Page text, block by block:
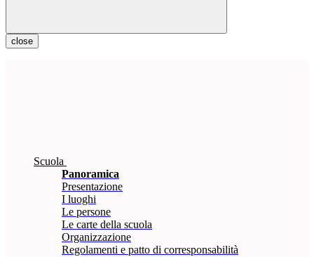
close
Scuola
Panoramica
Presentazione
I luoghi
Le persone
Le carte della scuola
Organizzazione
Regolamenti e patto di corresponsabilità